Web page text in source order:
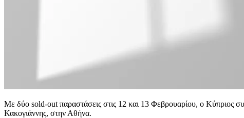
Με δύο sold-out παραστάσεις στις 12 και 13 Φεβρουαρίου, ο Κύπριος
Κακογιάννης, στην Αθήνα.